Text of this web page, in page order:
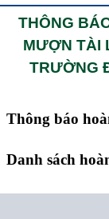
THÔNG
MƯỢN TÀI
TRƯỜNG
Thông báo
Danh sách